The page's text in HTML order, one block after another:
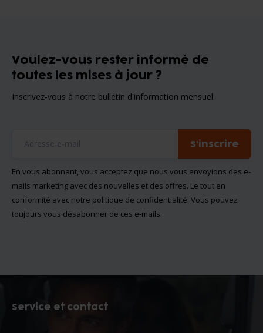
Voulez-vous rester informé de
toutes les mises à jour ?
Inscrivez-vous à notre bulletin d'information mensuel
S'inscrire
En vous abonnant, vous acceptez que nous vous envoyions des e-
mails marketing avec des nouvelles et des offres. Le tout en
conformité avec notre politique de confidentialité. Vous pouvez
toujours vous désabonner de ces e-mails.
Service et contact